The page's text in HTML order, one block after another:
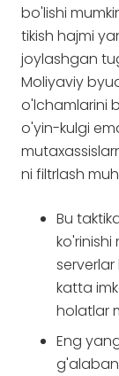
bo'lishi
tikish hajmi
joylashgan
Moliyaviy
o'lchamlarini
o'yin-kulgi
ni filtrlash
Bu
katta
holatlar
Eng